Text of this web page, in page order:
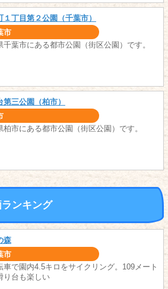
１丁目第２公園（千葉市）
市
千葉市にある都市公園（街区公園）です。
第三公園（柏市）
柏市にある都市公園（街区公園）です。
ンキング
森
市
車で園内4.5キロをサイクリング。109メート
り台も楽しい